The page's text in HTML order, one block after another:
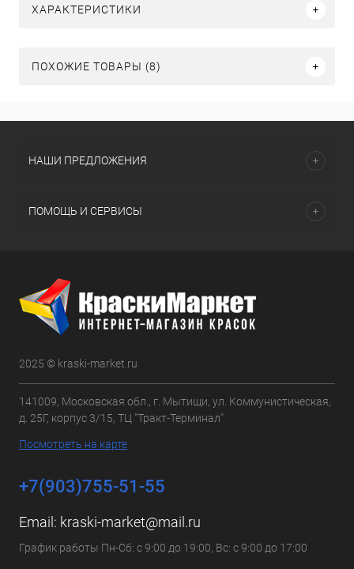
ХАРАКТЕРИСТИКИ
ПОХОЖИЕ ТОВАРЫ (8)
НАШИ ПРЕДЛОЖЕНИЯ
ПОМОЩЬ И СЕРВИСЫ
2025 © kraski-market.ru
141009, Московская обл., г. Мытищи, ул. Коммунистическая,
д. 25Г, корпус 3/15, ТЦ "Тракт-Терминал"
Посмотреть на карте
+7(903)755-51-55
Email: kraski-market@mail.ru
График работы Пн-Сб: с 9:00 до 19:00, Вс: с 9:00 до 17:00